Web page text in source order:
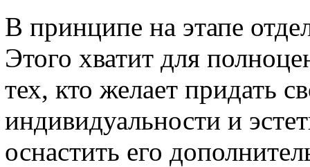
В принципе на этапе
Этого хватит для
тех, кто желает придать
индивидуальности и
оснастить его